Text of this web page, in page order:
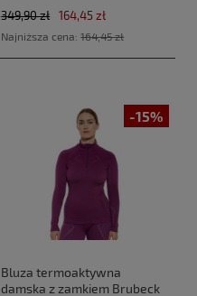
164,45 zł
349,90 zł
Najniższa cena:164,45 zł
-15%
Bluza termoaktywna
damska z zamkiem Brubeck